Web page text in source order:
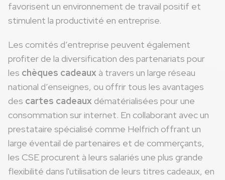
favorisent un environnement de travail positif et
stimulent la productivité en entreprise.
Les comités d’entreprise peuvent également
profiter de la diversification des partenariats pour
les chèques cadeaux à travers un large réseau
national d’enseignes, ou offrir tous les avantages
des cartes cadeaux dématérialisées pour une
consommation sur internet. En collaborant avec un
prestataire spécialisé comme Helfrich offrant un
large éventail de partenaires et de commerçants,
les CSE procurent à leurs salariés une plus grande
flexibilité dans l'utilisation de leurs titres cadeaux, en